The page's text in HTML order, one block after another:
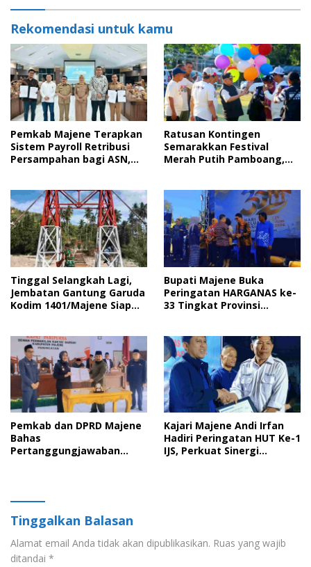
Rekomendasi untuk kamu
Pemkab Majene Terapkan
Sistem Payroll Retribusi
Persampahan bagi ASN,
Ratusan Kontingen
Semarakkan Festival
Merah Putih Pamboang,
Tanah Air
Tinggal Selangkah Lagi,
Jembatan Gantung Garuda
Kodim 1401/Majene Siap
Bupati Majene Buka
Peringatan HARGANAS ke-
33 Tingkat Provinsi
Keluarga
Pemkab dan DPRD Majene
Bahas
Pertanggungjawaban
Kajari Majene Andi Irfan
Hadiri Peringatan HUT Ke-1
IJS, Perkuat Sinergi
Tinggalkan Balasan
Alamat email Anda tidak akan dipublikasikan. Ruas yang wajib
ditandai *